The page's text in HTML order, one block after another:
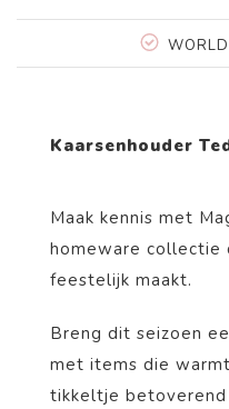
Kaarsenhouder
Maak kennis met
homeware collectie
feestelijk maakt.
Breng dit seizoen
met items die
tikkeltje betoverend